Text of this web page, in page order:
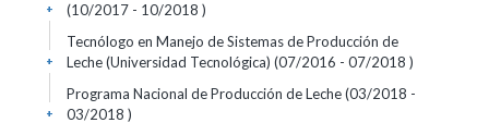
(10/2017 - 10/2018 )
+
Tecnólogo en Manejo de Sistemas de Producción de
Leche (Universidad Tecnológica) (07/2016 - 07/2018 )
+
Programa Nacional de Producción de Leche (03/2018 -
03/2018 )
+